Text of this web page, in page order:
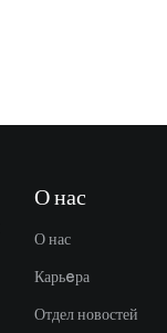
О нас
О нас
Карьeра
Отдел новостей